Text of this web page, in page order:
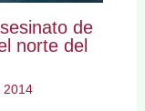
de
norte del
2014